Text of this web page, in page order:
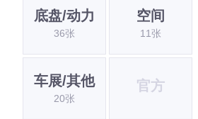
底盘/动力
36张
空间
11张
车展/其他
20张
官方